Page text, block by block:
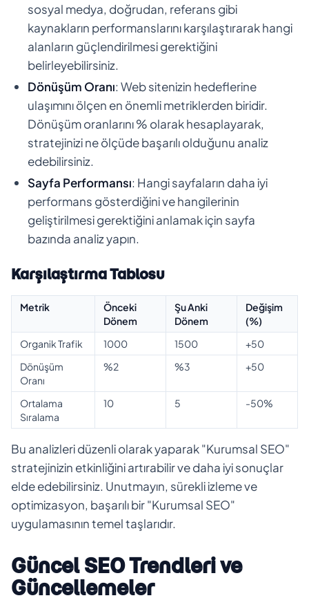
sosyal medya, doğrudan, referans gibi
kaynakların performanslarını karşılaştırarak hangi
alanların güçlendirilmesi gerektiğini
belirleyebilirsiniz.
Dönüşüm Oranı: Web sitenizin hedeflerine
ulaşımını ölçen en önemli metriklerden biridir.
Dönüşüm oranlarını % olarak hesaplayarak,
stratejinizi ne ölçüde başarılı olduğunu analiz
edebilirsiniz.
Sayfa Performansı: Hangi sayfaların daha iyi
performans gösterdiğini ve hangilerinin
geliştirilmesi gerektiğini anlamak için sayfa
bazında analiz yapın.
Karşılaştırma Tablosu
Metrik
Önceki
Dönem
Şu Anki
Dönem
Değişim
(%)
Organik Trafik
1000 1500
+50
Dönüşüm
Oranı
%2 %3 +50
Ortalama
Sıralama
10 5 -50%
Bu analizleri düzenli olarak yaparak "Kurumsal SEO"
stratejinizin etkinliğini artırabilir ve daha iyi sonuçlar
elde edebilirsiniz. Unutmayın, sürekli izleme ve
optimizasyon, başarılı bir "Kurumsal SEO"
uygulamasının temel taşlarıdır.
Güncel SEO Trendleri ve
Güncellemeler